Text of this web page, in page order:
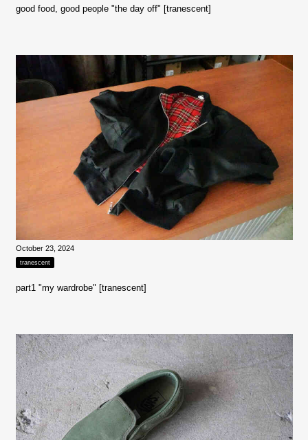
good food, good people "the day off" [tranescent]
October 23, 2024
tranescent
part1 "my wardrobe" [tranescent]